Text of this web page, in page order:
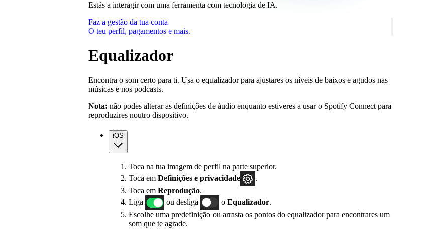
Estás a interagir com uma ferramenta com tecnologia de IA.
Faz a gestão da tua conta
O teu perfil, pagamentos e mais.
Equalizador
Encontra o som certo para ti. Usa o equalizador para ajustares os níveis de baixos e agudos nas
músicas e nos podcasts.
Nota: não podes alterar as definições de áudio enquanto estiveres a usar o Spotify Connect para
reproduzires noutro dispositivo.
iOS
Toca na tua imagem de perfil na parte superior.
Toca em Definições e privacidade
.
Toca em Reprodução.
Liga
ou desliga o Equalizador.
Escolhe uma predefinição ou arrasta os pontos do equalizador para encontrares um
som que te agrade.